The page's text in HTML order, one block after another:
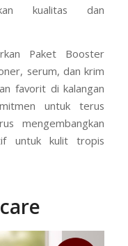
kualitas dan
Paket Booster
serum, dan krim
favorit di kalangan
untuk terus
mengembangkan
untuk kulit tropis